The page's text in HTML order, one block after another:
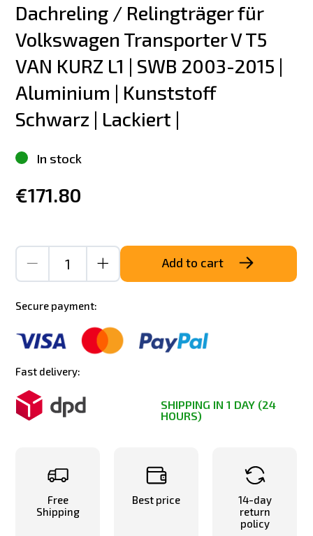
Dachreling / Relingträger für
Volkswagen Transporter V T5
VAN KURZ L1 | SWB 2003-2015 |
Aluminium | Kunststoff
Schwarz | Lackiert |
In stock
€171.80
Add to cart
Secure payment:
Fast delivery:
SHIPPING IN 1 DAY (24
HOURS)
Free
Shipping
Best price
14-day
return
policy